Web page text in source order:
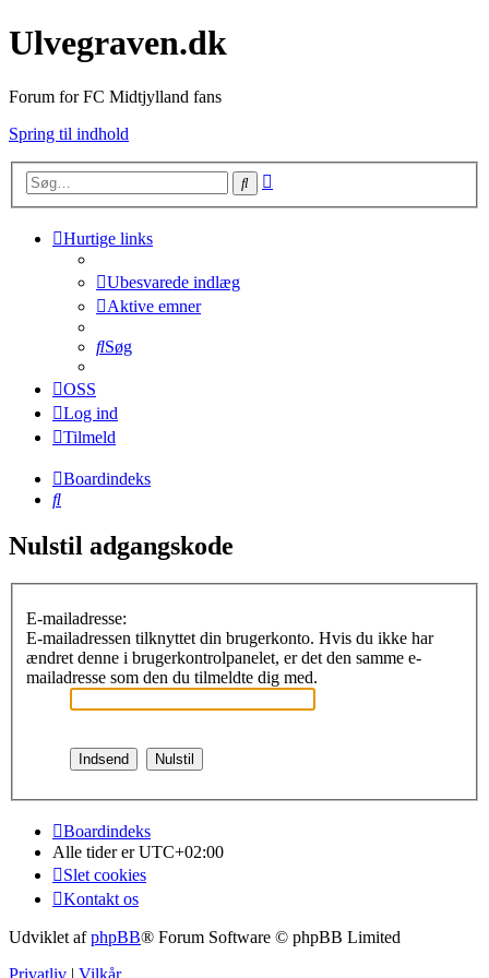
Ulvegraven.dk
Forum for FC Midtjylland fans
Spring til indhold
Søg
Hurtige links
Ubesvarede indlæg
Aktive emner
Søg
OSS
Log ind
Tilmeld
Boardindeks
Søg
Nulstil adgangskode
E-mailadresse:
E-mailadressen tilknyttet din brugerkonto. Hvis du ikke har
ændret denne i brugerkontrolpanelet, er det den samme e-
mailadresse som den du tilmeldte dig med.
Boardindeks
Alle tider erUTC+02:00
Slet cookies
Kontakt os
Udviklet afphpBB® Forum Software © phpBB Limited
Privatliv | Vilkår